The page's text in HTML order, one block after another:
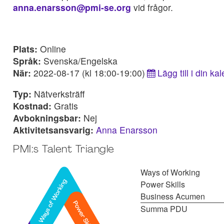
anna.enarsson@pmi-se.org vid frågor.
Plats: Online
Språk: Svenska/Engelska
När: 2022-08-17 (kl 18:00-19:00)
Lägg till i din
Typ: Nätverksträff
Kostnad: Gratis
Avbokningsbar: Nej
Aktivitetsansvarig: Anna Enarsson
PMI:s Talent Triangle
Ways of Working
Power Skills
Business Acumen
Summa PDU